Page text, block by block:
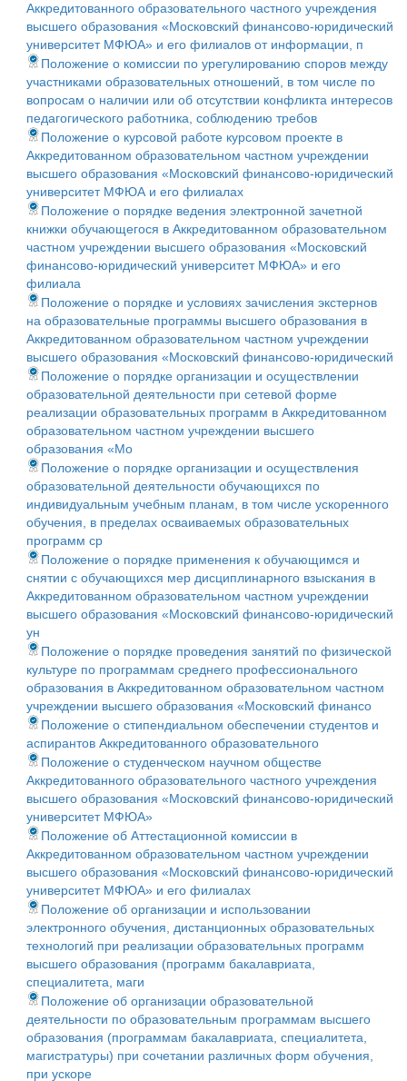
Аккредитованного образовательного частного учреждения
высшего образования «Московский финансово-юридический
университет МФЮА» и его филиалов от информации, п
Положение о комиссии по урегулированию споров между
участниками образовательных отношений, в том числе по
вопросам о наличии или об отсутствии конфликта интересов
педагогического работника, соблюдению требов
Положение о курсовой работе курсовом проекте в
Аккредитованном образовательном частном учреждении
высшего образования «Московский финансово-юридический
университет МФЮА и его филиалах
Положение о порядке ведения электронной зачетной
книжки обучающегося в Аккредитованном образовательном
частном учреждении высшего образования «Московский
финансово-юридический университет МФЮА» и его
филиала
Положение о порядке и условиях зачисления экстернов
на образовательные программы высшего образования в
Аккредитованном образовательном частном учреждении
высшего образования «Московский финансово-юридический
Положение о порядке организации и осуществлении
образовательной деятельности при сетевой форме
реализации образовательных программ в Аккредитованном
образовательном частном учреждении высшего
образования «Мо
Положение о порядке организации и осуществления
образовательной деятельности обучающихся по
индивидуальным учебным планам, в том числе ускоренного
обучения, в пределах осваиваемых образовательных
программ ср
Положение о порядке применения к обучающимся и
снятии с обучающихся мер дисциплинарного взыскания в
Аккредитованном образовательном частном учреждении
высшего образования «Московский финансово-юридический
ун
Положение о порядке проведения занятий по физической
культуре по программам среднего профессионального
образования в Аккредитованном образовательном частном
учреждении высшего образования «Московский финансо
Положение о стипендиальном обеспечении студентов и
аспирантов Аккредитованного образовательного
Положение о студенческом научном обществе
Аккредитованного образовательного частного учреждения
высшего образования «Московский финансово-юридический
университет МФЮА»
Положение об Аттестационной комиссии в
Аккредитованном образовательном частном учреждении
высшего образования «Московский финансово-юридический
университет МФЮА» и его филиалах
Положение об организации и использовании
электронного обучения, дистанционных образовательных
технологий при реализации образовательных программ
высшего образования (программ бакалавриата,
специалитета, маги
Положение об организации образовательной
деятельности по образовательным программам высшего
образования (программам бакалавриата, специалитета,
магистратуры) при сочетании различных форм обучения,
при ускоре